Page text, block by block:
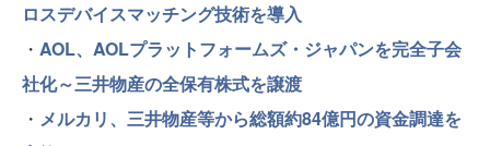
ロスデバイスマッチング技術を導入
・ AOL、AOLプラットフォームズ・ジャパンを完全子会
社化～三井物産の全保有株式を譲渡
・ メルカリ、三井物産等から総額約84億円の資金調達を